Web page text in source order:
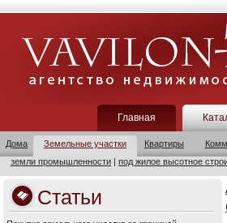
Главная
Дома Земельные участки Квартиры
земли промышленности | под жилое высотное
Статьи